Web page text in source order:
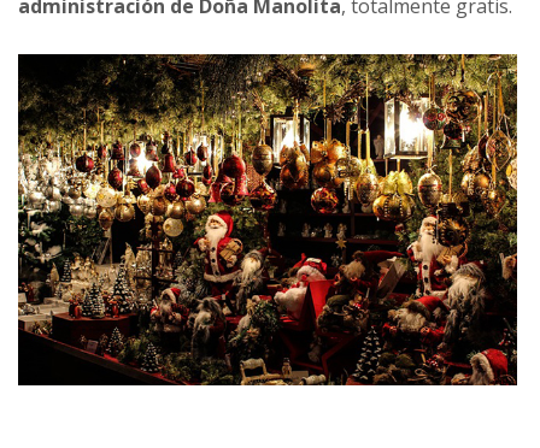
administración de Doña Manolita, totalmente gratis.